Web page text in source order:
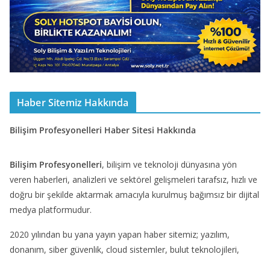
Haber Sitemiz Hakkında
Bilişim Profesyonelleri Haber Sitesi Hakkında
Bilişim Profesyonelleri, bilişim ve teknoloji dünyasına yön
veren haberleri, analizleri ve sektörel gelişmeleri tarafsız, hızlı ve
doğru bir şekilde aktarmak amacıyla kurulmuş bağımsız bir dijital
medya platformudur.
2020 yılından bu yana yayın yapan haber sitemiz; yazılım,
donanım, siber güvenlik, cloud sistemler, bulut teknolojileri,